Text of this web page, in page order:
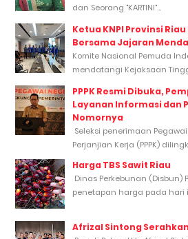
dan Seorang "KARTINI"...
Ketua KNPI Provinsi
Bersama Jajaran
Komite Nasional Pemuda
mendatangi Kejaksaan
PPPK Resmi Dibuka,
Layanan Informasi dan
Nomornya
Seleksi penerimaan
Perjanjian Kerja (PPPK)
Harga TBS Sawit Riau
Dinas Perkebunan (Disbun)
penetapan harga pada hari
Afrizal Sintong